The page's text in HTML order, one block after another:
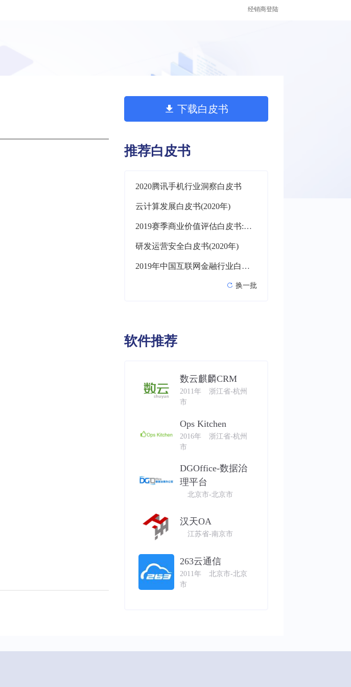
经销商登陆
下载白皮书
推荐白皮书
2020腾讯手机行业洞察白皮书
云计算发展白皮书(2020年)
2019赛季商业价值评估白皮书:中国足球协会超级联赛
研发运营安全白皮书(2020年)
2019年中国互联网金融行业白皮书
换一批
软件推荐
数云麒麟CRM
2011年
浙江省-杭州
市
Ops Kitchen
2016年
浙江省-杭州
市
DGOffice-数据治
理平台
北京市-北京市
汉天OA
江苏省-南京市
263云通信
2011年
北京市-北京
市